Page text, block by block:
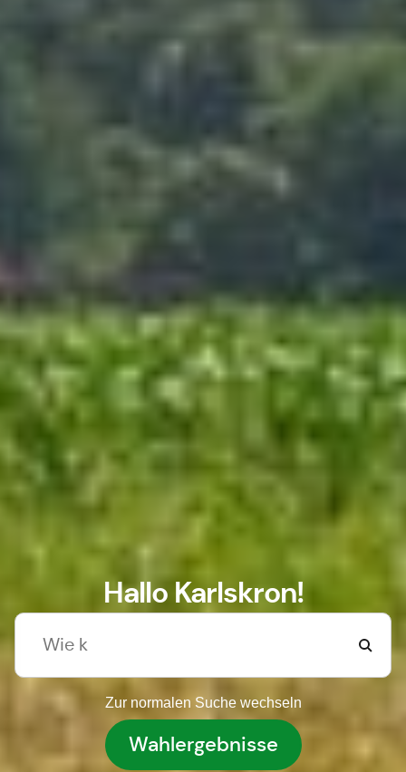
Hallo Karlskron!
Zur normalen Suche wechseln
Wahlergebnisse